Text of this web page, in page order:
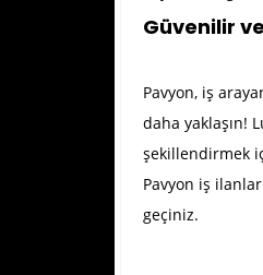
Güvenilir
Pavyon, iş
daha yaklaşın!
şekillendirmek
Pavyon iş
geçiniz.